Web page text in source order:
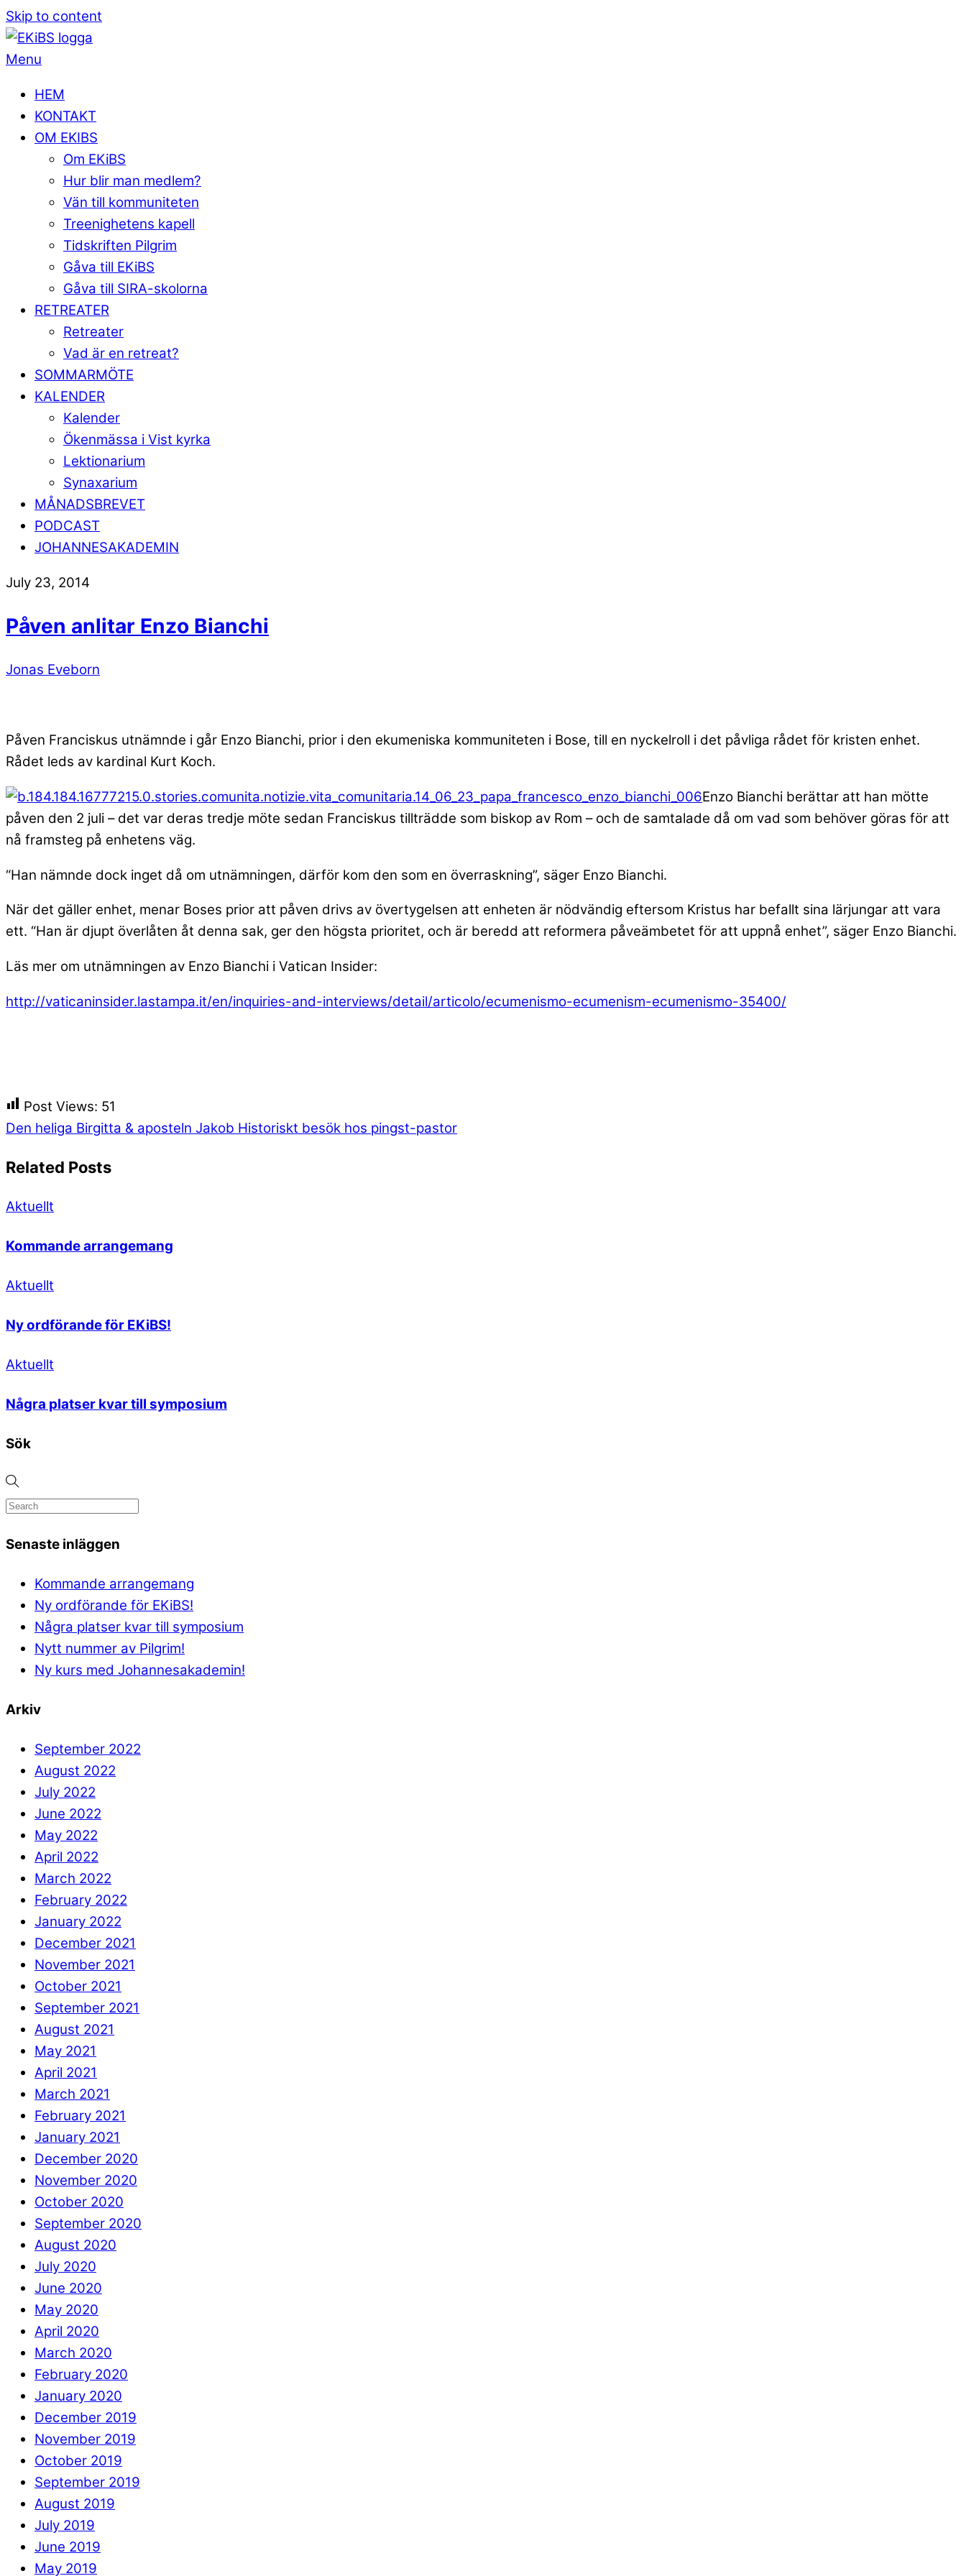
Skip to content
Menu
HEM
KONTAKT
OM EKIBS
Om EKiBS
Hur blir man medlem?
Vän till kommuniteten
Treenighetens kapell
Tidskriften Pilgrim
Gåva till EKiBS
Gåva till SIRA-skolorna
RETREATER
Retreater
Vad är en retreat?
SOMMARMÖTE
KALENDER
Kalender
Ökenmässa i Vist kyrka
Lektionarium
Synaxarium
MÅNADSBREVET
PODCAST
JOHANNESAKADEMIN
July 23, 2014
Påven anlitar Enzo Bianchi
Jonas Eveborn
Påven Franciskus utnämnde i går Enzo Bianchi, prior i den ekumeniska kommuniteten i Bose, till en nyckelroll i det påvliga rådet för kristen enhet.
Rådet leds av kardinal Kurt Koch.
Enzo Bianchi berättar att han mötte
påven den 2 juli – det var deras tredje möte sedan Franciskus tillträdde som biskop av Rom – och de samtalade då om vad som behöver göras för att
nå framsteg på enhetens väg.
“Han nämnde dock inget då om utnämningen, därför kom den som en överraskning”, säger Enzo Bianchi.
När det gäller enhet, menar Boses prior att påven drivs av övertygelsen att enheten är nödvändig eftersom Kristus har befallt sina lärjungar att vara
ett. “Han är djupt överlåten åt denna sak, ger den högsta prioritet, och är beredd att reformera påveämbetet för att uppnå enhet”, säger Enzo Bianchi.
Läs mer om utnämningen av Enzo Bianchi i Vatican Insider:
http://vaticaninsider.lastampa.it/en/inquiries-and-interviews/detail/articolo/ecumenismo-ecumenism-ecumenismo-35400/
Post Views: 51
Den heliga Birgitta & aposteln Jakob Historiskt besök hos pingst-pastor
Related Posts
Aktuellt
Kommande arrangemang
Aktuellt
Ny ordförande för EKiBS!
Aktuellt
Några platser kvar till symposium
Sök
Senaste inläggen
Kommande arrangemang
Ny ordförande för EKiBS!
Några platser kvar till symposium
Nytt nummer av Pilgrim!
Ny kurs med Johannesakademin!
Arkiv
September 2022
August 2022
July 2022
June 2022
May 2022
April 2022
March 2022
February 2022
January 2022
December 2021
November 2021
October 2021
September 2021
August 2021
May 2021
April 2021
March 2021
February 2021
January 2021
December 2020
November 2020
October 2020
September 2020
August 2020
July 2020
June 2020
May 2020
April 2020
March 2020
February 2020
January 2020
December 2019
November 2019
October 2019
September 2019
August 2019
July 2019
June 2019
May 2019